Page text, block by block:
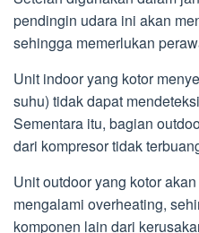
pendingin udara ini akan
sehingga memerlukan
Unit indoor yang kotor
suhu) tidak dapat
Sementara itu, bagian
dari kompresor tidak
Unit outdoor yang kotor
mengalami overheating,
komponen lain dari